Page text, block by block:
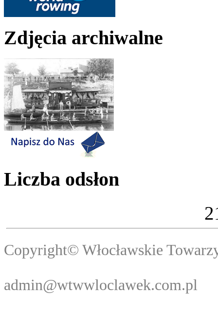
Zdjęcia archiwalne
Liczba odsłon
2
Copyright©
admin@wtwwloclawek.com.pl